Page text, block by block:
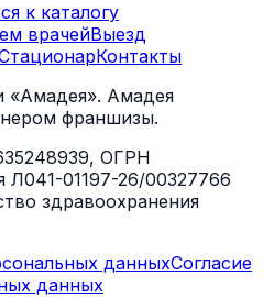
к каталогу
врачейВыезд
Контакты
«Амадея». Амадея
франшизы.
ОГРН
Л041-01197-26/00327766
здравоохранения
данныхСогласие
данных